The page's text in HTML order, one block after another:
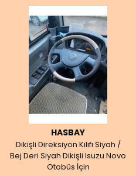
HASBAY
Dikişli Direksiyon Kılıfı Siyah /
Bej Deri Siyah Dikişli Isuzu Novo
Otobüs İçin